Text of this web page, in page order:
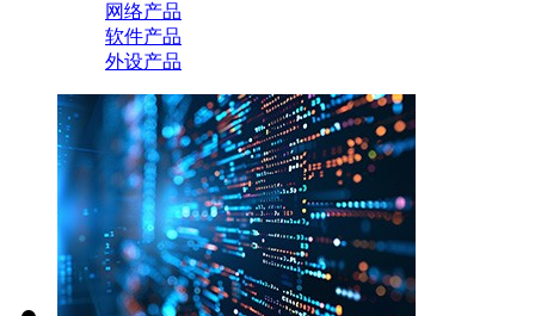
网络产品
软件产品
外设产品